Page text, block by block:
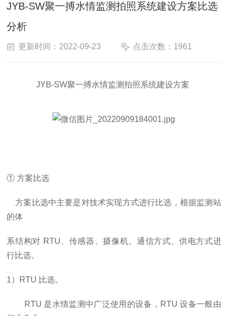
JYB-SW聚一搏水情监测拍照系统建设方案比选
分析
更新时间：2022-09-23 点击次数：1961
JYB-SW聚一搏水情监测拍照系统建设方案
① 方案比选
方案比选中主要是对技术实现方式进行比选，根据监测站
的体
系结构对 RTU 、传感器、摄像机、通信方式、供电方式进
行比选。
1） RTU 比选。
RTU 是水情监测中广泛使用的设备， RTU设备一般由